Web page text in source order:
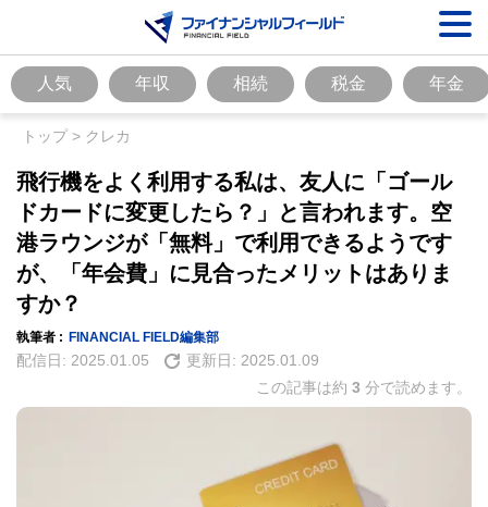
人気 年収 相続 税金 年金
トップ> クレカ
飛行機をよく利用する私は、友人に「ゴール
ドカードに変更したら？」と言われます。空
港ラウンジが「無料」で利用できるようです
が、「年会費」に見合ったメリットはありま
すか？
執筆者 : FINANCIAL FIELD編集部
配信日: 2025.01.05 更新日: 2025.01.09
この記事は約 3 分で読めます。